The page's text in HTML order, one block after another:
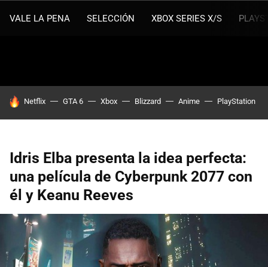
VALE LA PENA SELECCIÓN XBOX SERIES X/S
HOY SE HABLA DE
Netflix GTA 6 Xbox Blizzard Anime PlayStation
Idris Elba presenta la idea perfecta:
una película de Cyberpunk 2077 con
él y Keanu Reeves